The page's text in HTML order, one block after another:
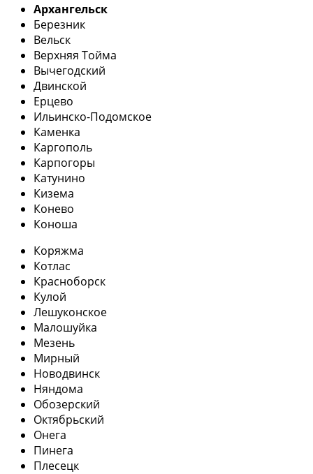
Архангельск
Березник
Вельск
Верхняя Тойма
Вычегодский
Двинской
Ерцево
Ильинско-Подомское
Каменка
Каргополь
Карпогоры
Катунино
Кизема
Конево
Коноша
Коряжма
Котлас
Красноборск
Кулой
Лешуконское
Малошуйка
Мезень
Мирный
Новодвинск
Няндома
Обозерский
Октябрьский
Онега
Пинега
Плесецк